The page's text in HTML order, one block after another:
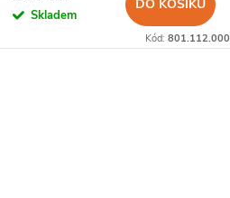
Skladem
DO KOŠÍKU
Kód: 801.112.000